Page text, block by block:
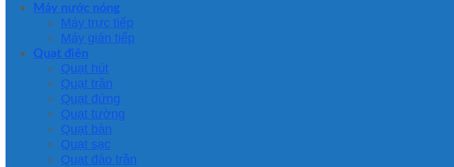
Máy nước nóng
Máy trực tiếp
Máy gián tiếp
Quạt điện
Quạt hút
Quạt trần
Quạt đứng
Quạt tường
Quạt bàn
Quạt sạc
Quạt đảo trần